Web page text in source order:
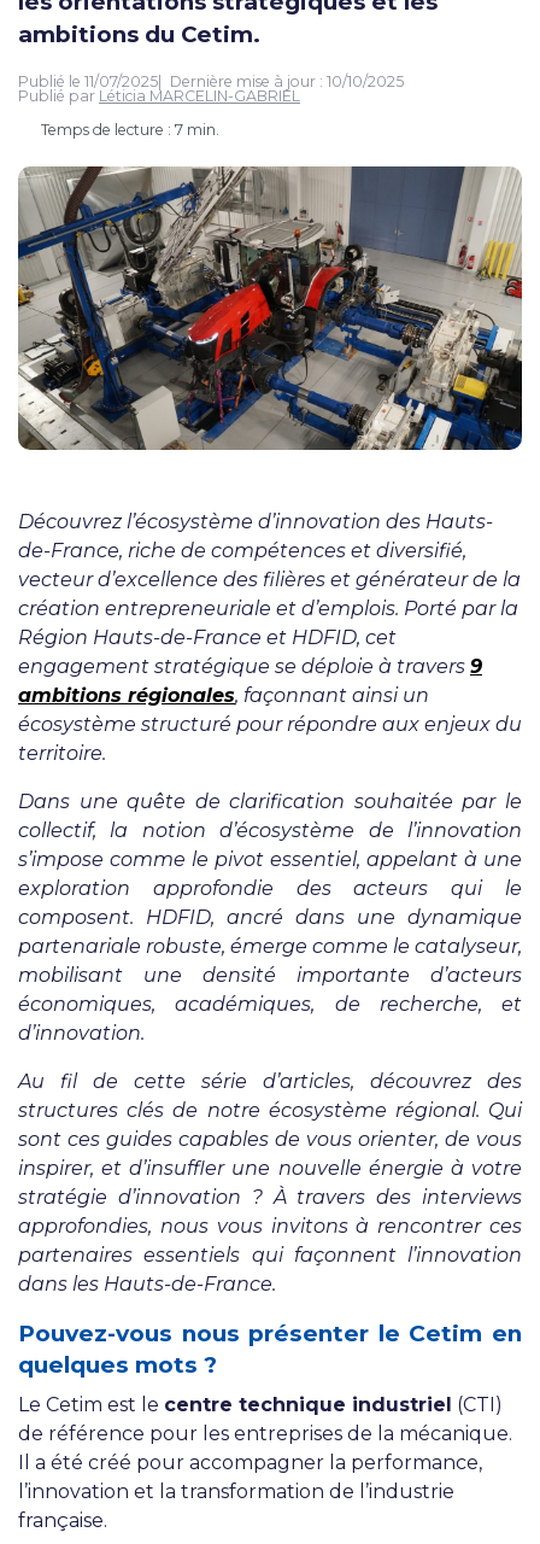
ambitions du Cetim.
Publié le 11/07/2025 Dernière mise à jour : 10/10/2025
Publié par Léticia MARCELIN-GABRIEL
Temps de lecture : 7 min.
Découvrez l’écosystème d’innovation des Hauts-
de-France, riche de compétences et diversifié,
vecteur d’excellence des filières et générateur de la
création entrepreneuriale et d’emplois. Porté par la
Région Hauts-de-France et HDFID, cet
engagement stratégique se déploie à travers 9
ambitions régionales, façonnant ainsi un
écosystème structuré pour répondre aux enjeux du
territoire.
Dans une quête de clarification souhaitée par le
collectif, la notion d’écosystème de l’innovation
s’impose comme le pivot essentiel, appelant à une
exploration approfondie des acteurs qui le
composent. HDFID, ancré dans une dynamique
partenariale robuste, émerge comme le catalyseur,
mobilisant une densité importante d’acteurs
économiques, académiques, de recherche, et
d’innovation.
Au fil de cette série d’articles, découvrez des
structures clés de notre écosystème régional. Qui
sont ces guides capables de vous orienter, de vous
inspirer, et d’insuffler une nouvelle énergie à votre
stratégie d’innovation ? À travers des interviews
approfondies, nous vous invitons à rencontrer ces
partenaires essentiels qui façonnent l’innovation
dans les Hauts-de-France.
Pouvez-vous nous présenter le Cetim en
quelques mots ?
Le Cetim est le centre technique industriel (CTI)
de référence pour les entreprises de la mécanique.
Il a été créé pour accompagner la performance,
l’innovation et la transformation de l’industrie
française.